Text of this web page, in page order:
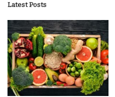
Latest Posts